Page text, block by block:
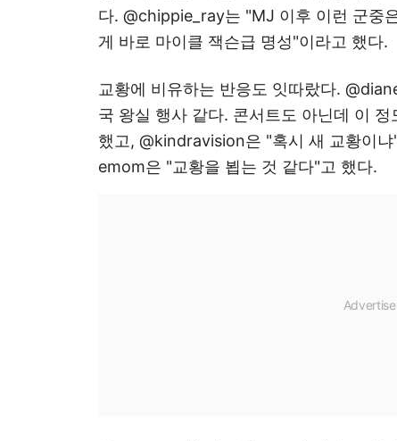
다. @chippie_ray는 "MJ 이후 이런 군중
게 바로 마이클 잭슨급 명성"이라고 했다.
교황에 비유하는 반응도 잇따랐다.
국 왕실 행사 같다. 콘서트도 아닌데 이
했고, @kindravision은 "혹시 새 교황이
emom은 "교황을 뵙는 것 같다"고 했다.